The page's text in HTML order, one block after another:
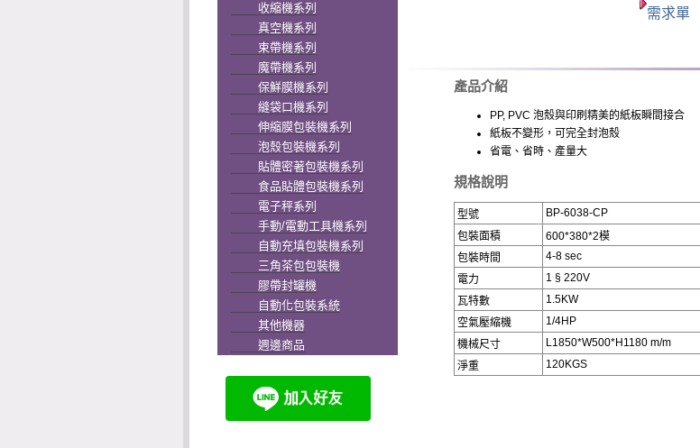
收縮機系列
真空機系列
束帶機系列
魔帶機系列
保鮮膜機系列
縫袋口機系列
伸縮膜包裝機系列
泡殼包裝機系列
貼體密著包裝機系列
食品貼體包裝機系列
電子秤系列
手動/電動工具機系列
自動充填包裝機系列
三角茶包包裝機
膠帶封罐機
自動化包裝系統
其他機器
週邊商品
需求單
產品介紹
PP, PVC 泡殼與印刷精美的紙板瞬間接合
紙板不變形，可完全封泡殼
省電、省時、產量大
規格說明
型號
BP-6038-CP
包裝面積
600*380*2模
包裝時間
4-8 sec
電力
1 § 220V
瓦特數
1.5KW
空氣壓縮機
1/4HP
機械尺寸
L1850*W500*H1180 m/m
淨重
120KGS